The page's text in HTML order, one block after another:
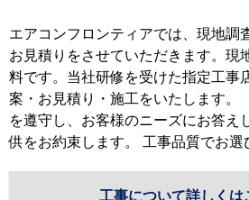
エアコンフロンティアでは、現地調
お見積りをさせていただきます。現
料です。当社研修を受けた指定工事
案・お見積り・施工をいたします。
を遵守し、お客様のニーズにお答え
供をお約束します。 工事品質でお選
工事について詳しくは